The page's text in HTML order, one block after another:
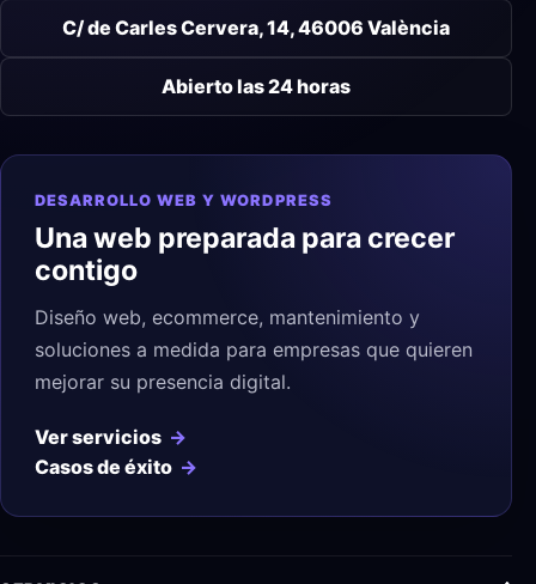
C/ de Carles Cervera, 14, 46006 València
Abierto las 24 horas
DESARROLLO WEB Y WORDPRESS
Una web preparada para crecer
contigo
Diseño web, ecommerce, mantenimiento y
soluciones a medida para empresas que quieren
mejorar su presencia digital.
Ver servicios
Casos de éxito